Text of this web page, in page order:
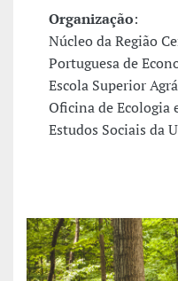
Organização:
Núcleo da Região
Portuguesa de
Escola Superior
Oficina de Ecologia
Estudos Sociais da